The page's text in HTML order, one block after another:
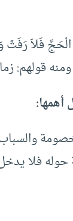
فَلاَ
قولهم:
أهمها:
حوله فلا